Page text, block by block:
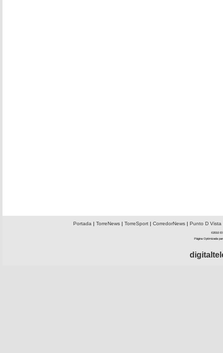
Portada | TorreNews| TorreSport| CorredorNews| Punto D Vista
©2010 El
Página Optimizada